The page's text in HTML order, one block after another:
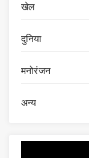
खेल
दुनिया
मनोरंजन
अन्य